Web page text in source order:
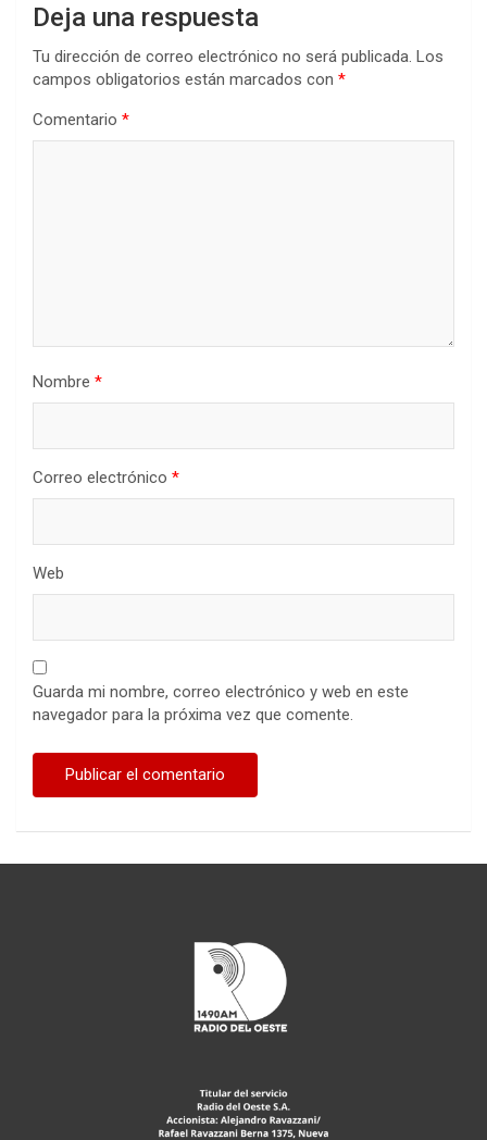
Deja una respuesta
Tu dirección de correo electrónico no será publicada. Los
campos obligatorios están marcados con *
Comentario *
Nombre *
Correo electrónico *
Web
Guarda mi nombre, correo electrónico y web en este
navegador para la próxima vez que comente.